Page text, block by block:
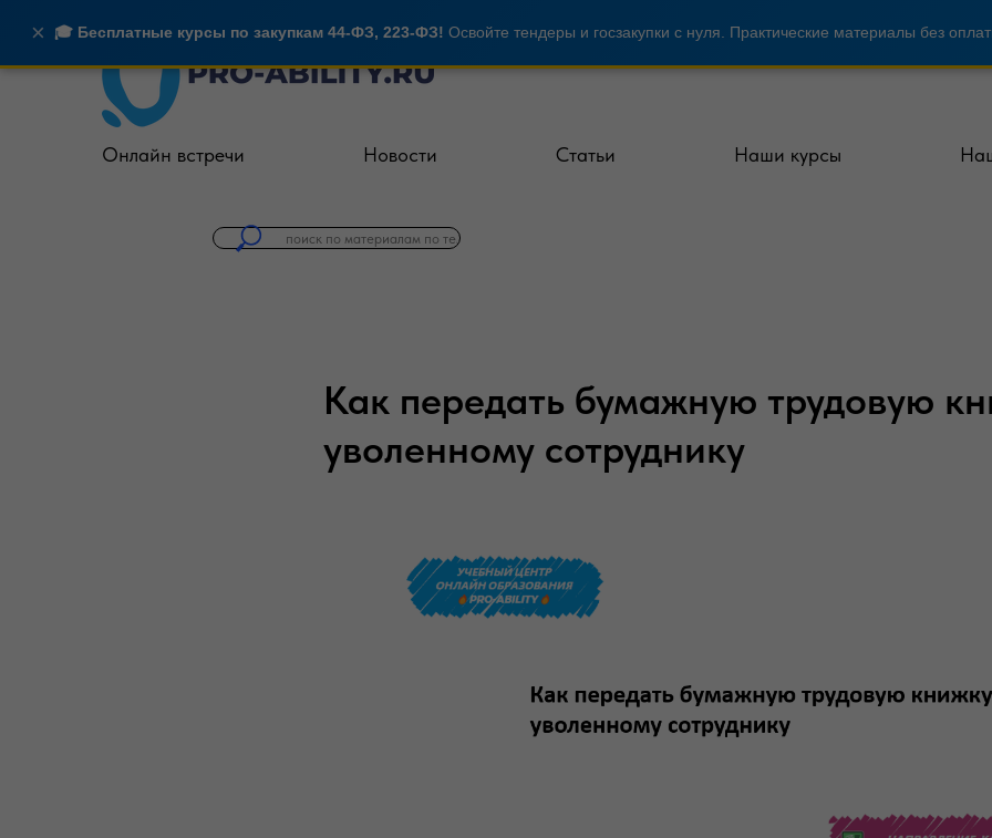
× 🎓 Бесплатные курсы по закупкам 44-ФЗ, 223-ФЗ! Освойте тендеры и госзакупки с нуля. Практические материалы без
Онлайн встречи Новости Статьи Наши курсы
Как передать бумажную трудовую
уволенному сотруднику